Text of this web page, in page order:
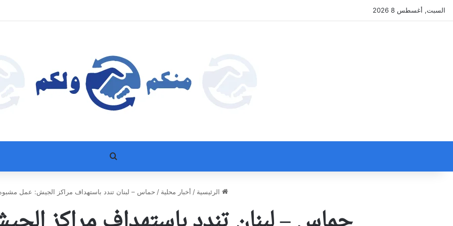
السبت, أغسطس 8 2026
بحث عن
الرئيسية / أخبار محلية / حماس – لبنان تندد باستهداف مراكز الجيش: عمل